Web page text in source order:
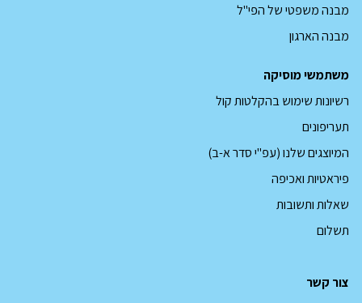
מבנה משפטי של הפי"ל
מבנה הארגון
משתמשי מוסיקה
רשיונות שימוש בהקלטות קול
תעריפונים
המיוצגים שלנו (עפ"י סדר א-ב)
פיראטיות ואכיפה
שאלות ותשובות
תשלום
צור קשר